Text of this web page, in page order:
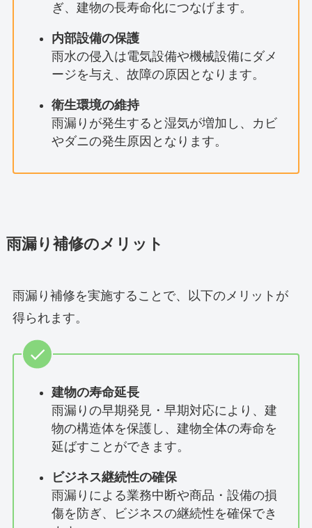
ぎ、建物の長寿命化につなげます。
内部設備の保護
雨水の侵入は電気設備や機械設備にダメ
ージを与え、故障の原因となります。
衛生環境の維持
雨漏りが発生すると湿気が増加し、カビ
やダニの発生原因となります。
雨漏り補修のメリット
雨漏り補修を実施することで、以下のメリットが
得られます。
建物の寿命延長
雨漏りの早期発見・早期対応により、建
物の構造体を保護し、建物全体の寿命を
延ばすことができます。
ビジネス継続性の確保
雨漏りによる業務中断や商品・設備の損
傷を防ぎ、ビジネスの継続性を確保でき